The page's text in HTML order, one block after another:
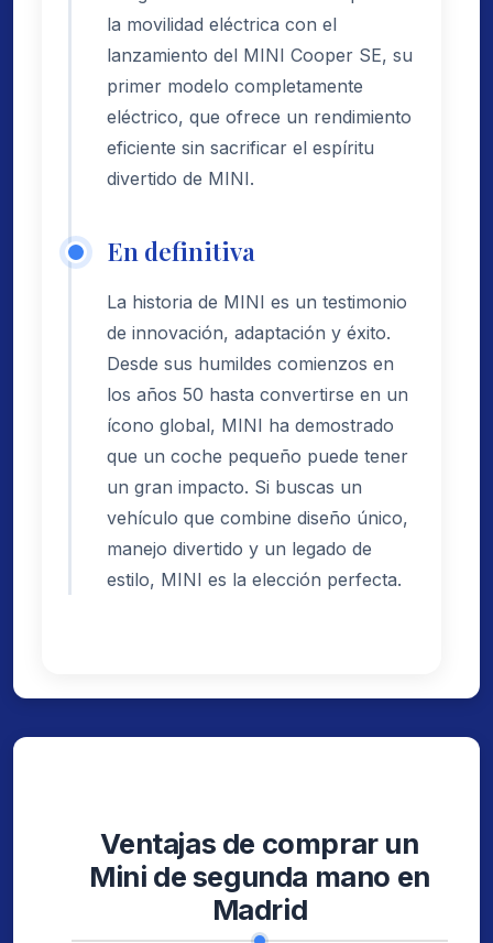
la movilidad eléctrica con el
lanzamiento del MINI Cooper SE, su
primer modelo completamente
eléctrico, que ofrece un rendimiento
eficiente sin sacrificar el espíritu
divertido de MINI.
En definitiva
La historia de MINI es un testimonio
de innovación, adaptación y éxito.
Desde sus humildes comienzos en
los años 50 hasta convertirse en un
ícono global, MINI ha demostrado
que un coche pequeño puede tener
un gran impacto. Si buscas un
vehículo que combine diseño único,
manejo divertido y un legado de
estilo, MINI es la elección perfecta.
Ventajas de comprar un
Mini de segunda mano en
Madrid